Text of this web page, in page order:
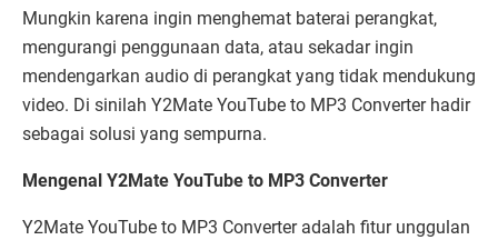
Mungkin karena ingin menghemat baterai perangkat,
mengurangi penggunaan data, atau sekadar ingin
mendengarkan audio di perangkat yang tidak mendukung
video. Di sinilah Y2Mate YouTube to MP3 Converter hadir
sebagai solusi yang sempurna.
Mengenal Y2Mate YouTube to MP3 Converter
Y2Mate YouTube to MP3 Converter adalah fitur unggulan